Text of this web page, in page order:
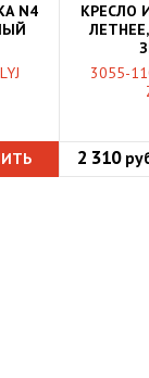
N4
КРЕСЛО
3055-
2 310